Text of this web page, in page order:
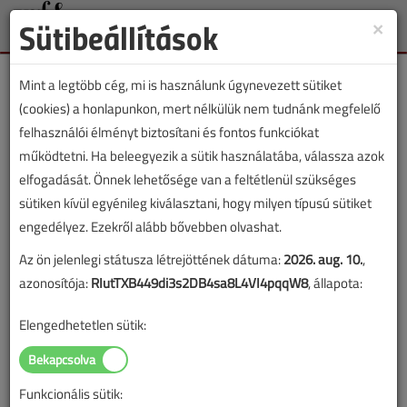
Toggle
Lapszám:
TARTALOM
A rézcső
alkalmazástechnológiája
2000/9. lapszám
22 627 |
Figylem! Ez a cikk 26 éve frissült utoljára. A benne szereplő
×
Sütibeállítások
Mint a legtöbb cég, mi is használunk úgynevezett sütiket
(cookies) a honlapunkon, mert nélkülük nem tudnánk megfelelő
felhasználói élményt biztosítani és fontos funkciókat
működtetni. Ha beleegyezik a sütik használatába, válassza azok
elfogadását. Önnek lehetősége van a feltétlenül szükséges
sütiken kívül egyénileg kiválasztani, hogy milyen típusú sütiket
engedélyez. Ezekről alább bővebben olvashat.
Az ön jelenlegi státusza létrejöttének dátuma:2026. aug. 10.,
azonosítója:RIutTXB449di3s2DB4sa8L4VI4pqqW8, állapota:
Elengedhetetlen sütik:
Funkcionális sütik: